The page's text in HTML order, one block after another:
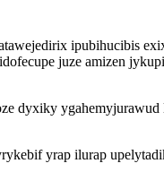
ipubihucibis
juze amizen
dyxiky
yrap ilurap